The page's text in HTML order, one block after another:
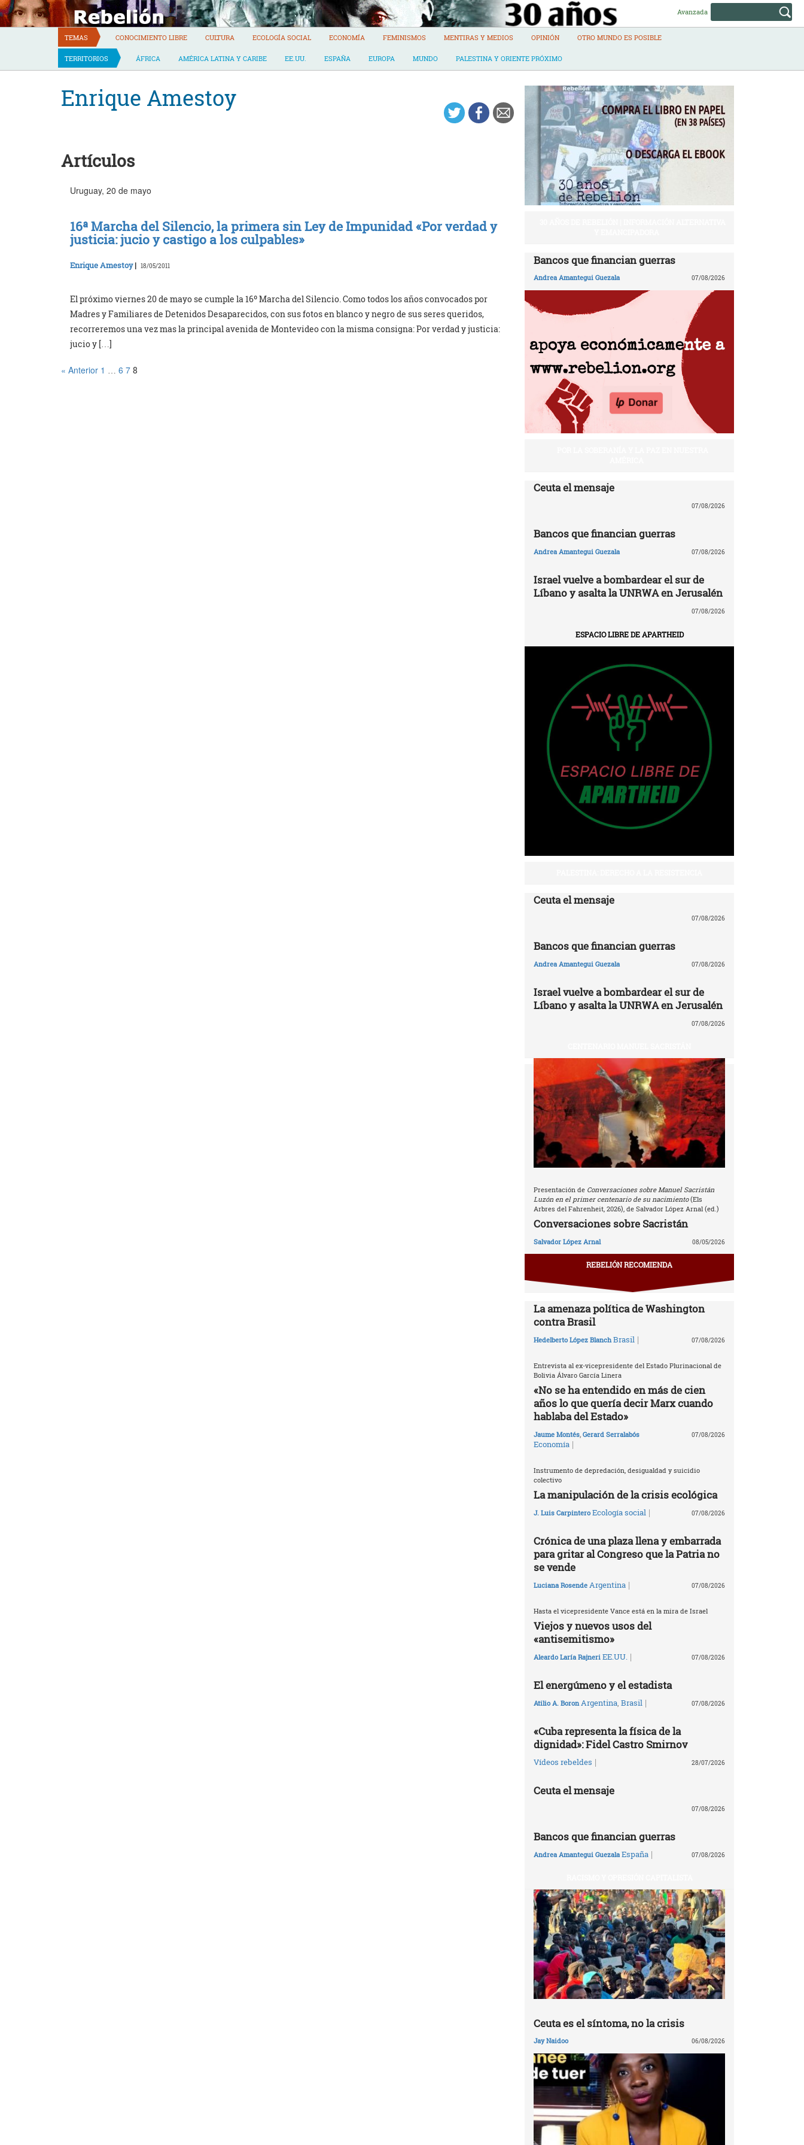
Skip
to
content
Avanzada
TEMAS CONOCIMIENTO LIBRE CULTURA ECOLOGÍA SOCIAL ECONOMÍA FEMINISMOS MENTIRAS Y MEDIOS OPINIÓN OTRO MUNDO ES POSIBLE
TERRITORIOS ÁFRICA AMÉRICA LATINA Y CARIBE EE.UU. ESPAÑA EUROPA MUNDO PALESTINA Y ORIENTE PRÓXIMO
Enrique Amestoy
Artículos
Uruguay, 20 de mayo
16ª Marcha del Silencio, la primera sin Ley de Impunidad «Por verdad y
justicia: jucio y castigo a los culpables»
Enrique Amestoy| 18/05/2011
El próximo viernes 20 de mayo se cumple la 16º Marcha del Silencio. Como todos los años convocados por
Madres y Familiares de Detenidos Desaparecidos, con sus fotos en blanco y negro de sus seres queridos,
recorreremos una vez mas la principal avenida de Montevideo con la misma consigna: Por verdad y justicia:
jucio y […]
« Anterior 1 … 6 7 8
Bancos que financian guerras
Andrea Amantegui Guezala 07/08/2026
Ceuta el mensaje
07/08/2026
Bancos que financian guerras
Andrea Amantegui Guezala 07/08/2026
Israel vuelve a bombardear el sur de
Líbano y asalta la UNRWA en Jerusalén
07/08/2026
ESPACIO LIBRE DE APARTHEID
Ceuta el mensaje
07/08/2026
Bancos que financian guerras
Andrea Amantegui Guezala 07/08/2026
Israel vuelve a bombardear el sur de
Líbano y asalta la UNRWA en Jerusalén
07/08/2026
Presentación de Conversaciones sobre Manuel Sacristán
Luzón en el primer centenario de su nacimiento(Els
Arbres del Fahrenheit, 2026), de Salvador López Arnal (ed.)
Conversaciones sobre Sacristán
Salvador López Arnal 08/05/2026
REBELIÓN RECOMIENDA
La amenaza política de Washington
contra Brasil
Hedelberto López Blanch Brasil | 07/08/2026
Entrevista al ex-vicepresidente del Estado Plurinacional de
Bolivia Álvaro García Linera
«No se ha entendido en más de cien
años lo que quería decir Marx cuando
hablaba del Estado»
Jaume Montés, Gerard Serralabós
Economía |
07/08/2026
Instrumento de depredación, desigualdad y suicidio
colectivo
La manipulación de la crisis ecológica
J. Luis Carpintero Ecología social | 07/08/2026
Crónica de una plaza llena y embarrada
para gritar al Congreso que la Patria no
se vende
Luciana Rosende Argentina | 07/08/2026
Hasta el vicepresidente Vance está en la mira de Israel
Viejos y nuevos usos del
«antisemitismo»
Aleardo Laría Rajneri EE.UU. | 07/08/2026
El energúmeno y el estadista
Atilio A. Boron Argentina Brasil | 07/08/2026
«Cuba representa la física de la
dignidad»: Fidel Castro Smirnov
Vídeos rebeldes | 28/07/2026
Ceuta el mensaje
07/08/2026
Bancos que financian guerras
Andrea Amantegui Guezala España | 07/08/2026
Ceuta es el síntoma, no la crisis
Jay Naidoo 06/08/2026